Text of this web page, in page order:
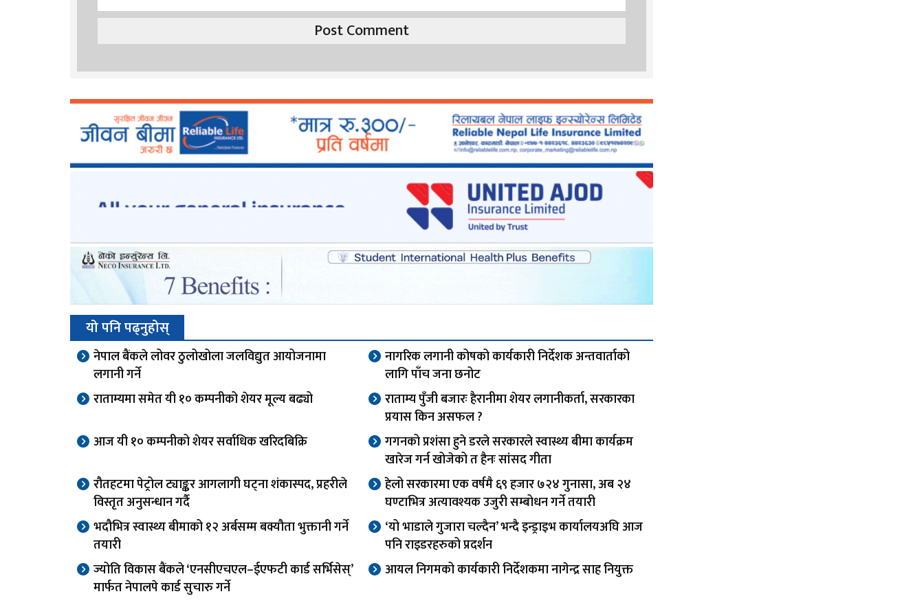
यो पनि पढ्नुहोस्
नेपाल बैंकले लोवर ठुलोखोला जलविद्युत आयोजनामा
लगानी गर्ने
नागरिक लगानी कोषको कार्यकारी निर्देशक अन्तवार्ताको
लागि पाँच जना छनोट
राताम्यमा समेत यी १० कम्पनीको शेयर मूल्य बढ्यो
राताम्य पुँजी बजारः हैरानीमा शेयर लगानीकर्ता, सरकारका
प्रयास किन असफल ?
आज यी १० कम्पनीको शेयर सर्वाधिक खरिदबिक्रि
गगनको प्रशंसा हुने डरले सरकारले स्वास्थ्य बीमा कार्यक्रम
खारेज गर्न खोजेको त हैनः सांसद गीता
रौतहटमा पेट्रोल ट्याङ्कर आगलागी घट्ना शंकास्पद, प्रहरीले
विस्तृत अनुसन्धान गर्दै
हेलो सरकारमा एक वर्षमै ६९ हजार ७२४ गुनासा, अब २४
घण्टाभित्र अत्यावश्यक उजुरी सम्बोधन गर्ने तयारी
भदौभित्र स्वास्थ्य बीमाको १२ अर्बसम्म बक्यौता भुक्तानी गर्ने
तयारी
‘यो भाडाले गुजारा चल्दैन’ भन्दै इन्ड्राइभ कार्यालयअघि आज
पनि राइडरहरुको प्रदर्शन
ज्योति विकास बैंकले ‘एनसीएचएल–ईएफटी कार्ड सर्भिसेस्’
मार्फत नेपालपे कार्ड सुचारु गर्ने
आयल निगमको कार्यकारी निर्देशकमा नागेन्द्र साह नियुक्त